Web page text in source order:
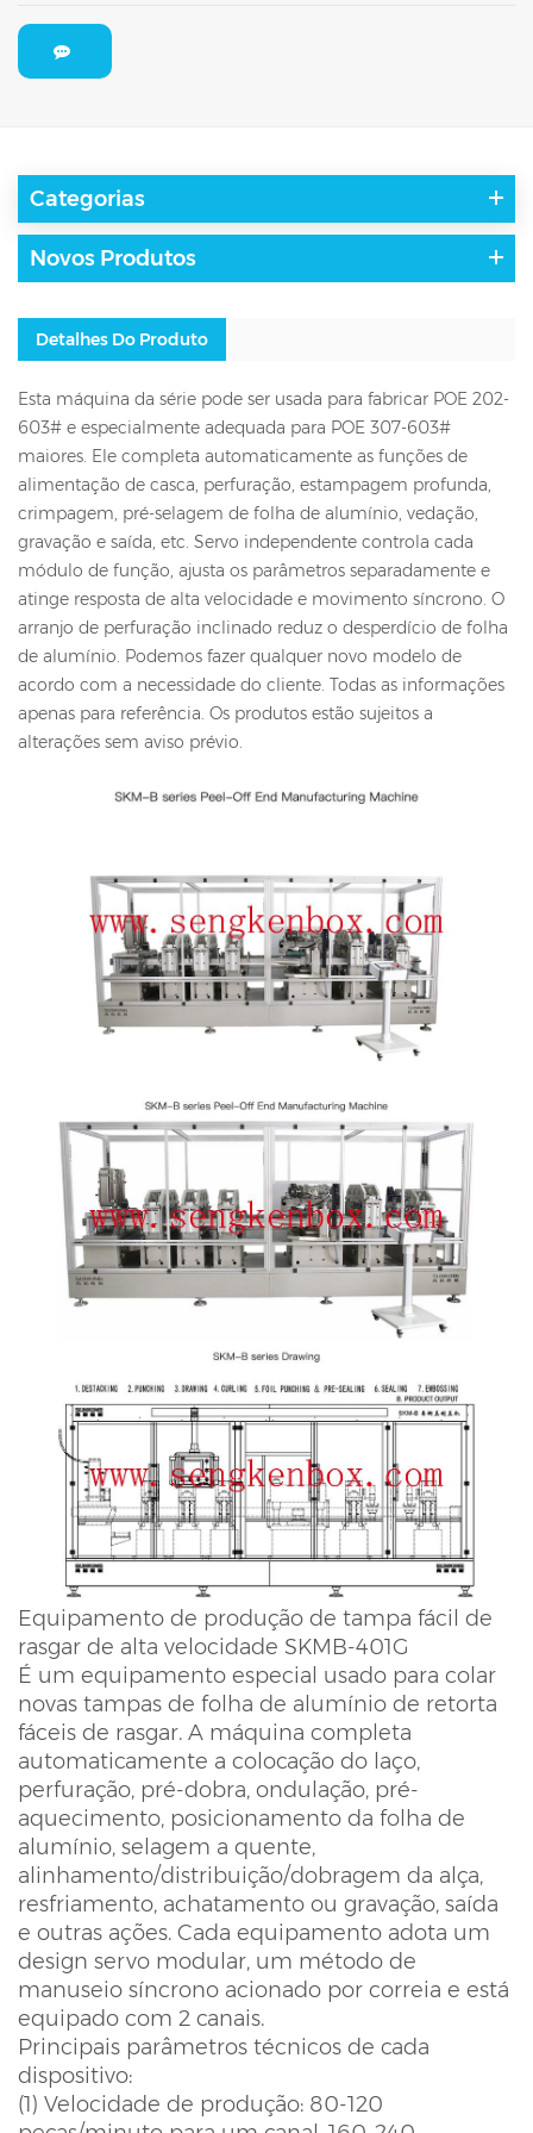
Categorias
Novos Produtos
Detalhes Do Produto
Esta máquina da série pode ser usada para fabricar POE 202-
603# e especialmente adequada para POE 307-603#
maiores. Ele completa automaticamente as funções de
alimentação de casca, perfuração, estampagem profunda,
crimpagem, pré-selagem de folha de alumínio, vedação,
gravação e saída, etc. Servo independente controla cada
módulo de função, ajusta os parâmetros separadamente e
atinge resposta de alta velocidade e movimento síncrono. O
arranjo de perfuração inclinado reduz o desperdício de folha
de alumínio. Podemos fazer qualquer novo modelo de
acordo com a necessidade do cliente. Todas as informações
apenas para referência. Os produtos estão sujeitos a
alterações sem aviso prévio.
Equipamento de produção de tampa fácil de
rasgar de alta velocidade SKMB-401G
É um equipamento especial usado para colar
novas tampas de folha de alumínio de retorta
fáceis de rasgar. A máquina completa
automaticamente a colocação do laço,
perfuração, pré-dobra, ondulação, pré-
aquecimento, posicionamento da folha de
alumínio, selagem a quente,
alinhamento/distribuição/dobragem da alça,
resfriamento, achatamento ou gravação, saída
e outras ações. Cada equipamento adota um
design servo modular, um método de
manuseio síncrono acionado por correia e está
equipado com 2 canais.
Principais parâmetros técnicos de cada
dispositivo:
(1) Velocidade de produção: 80-120